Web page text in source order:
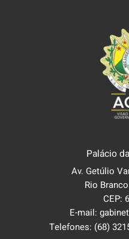
Palácio
Av. Getúlio
Rio
CEP:
E-mail:
Telefones: (68)